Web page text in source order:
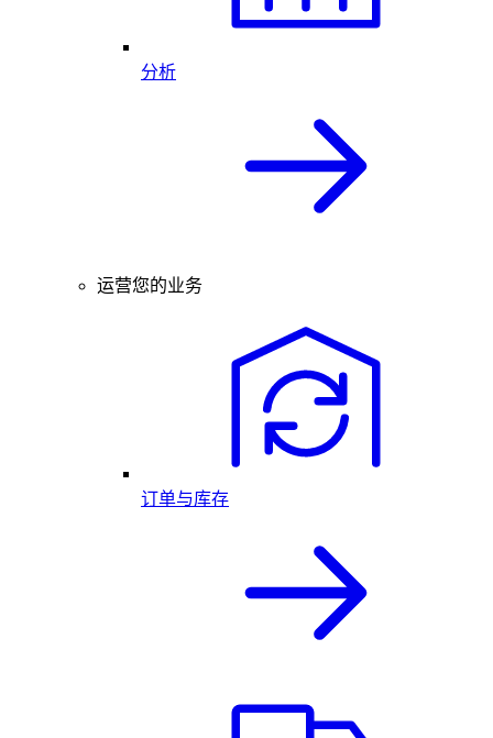
分析
运营您的业务
订单与库存